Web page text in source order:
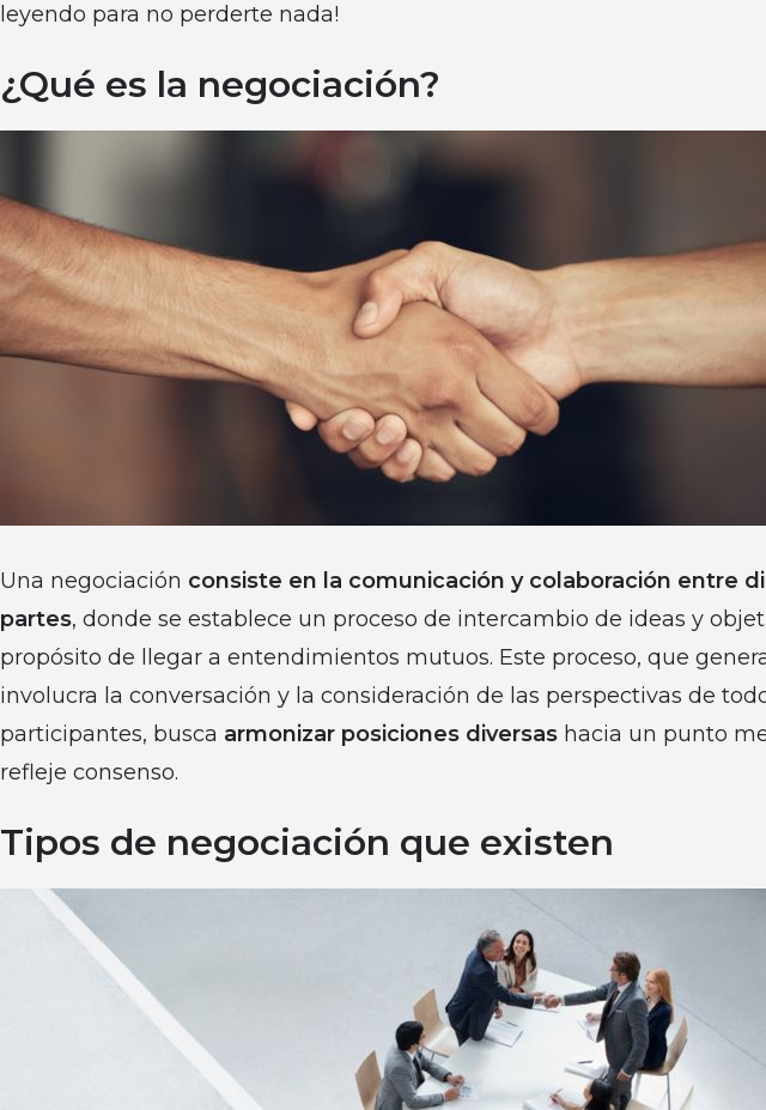
leyendo para no perderte nada!
¿Qué es la negociación?
Una negociación consiste en la comunicación y colaboración entre
partes, donde se establece un proceso de intercambio de ideas y
propósito de llegar a entendimientos mutuos. Este proceso, que
involucra la conversación y la consideración de las perspectivas de
participantes, busca armonizar posiciones diversas hacia un punto
refleje consenso.
Tipos de negociación que existen